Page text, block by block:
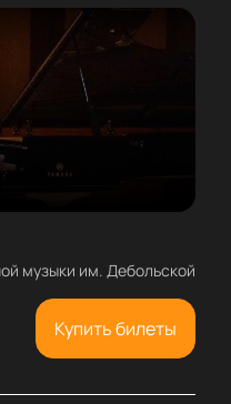
музыки им. Дебольской
Купить билеты